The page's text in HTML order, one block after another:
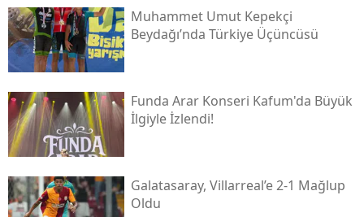
Muhammet Umut Kepekçi
Beydağı’nda Türkiye Üçüncüsü
Funda Arar Konseri Kafum'da Büyük
İlgiyle İzlendi!
Galatasaray, Villarreal’e 2-1 Mağlup
Oldu